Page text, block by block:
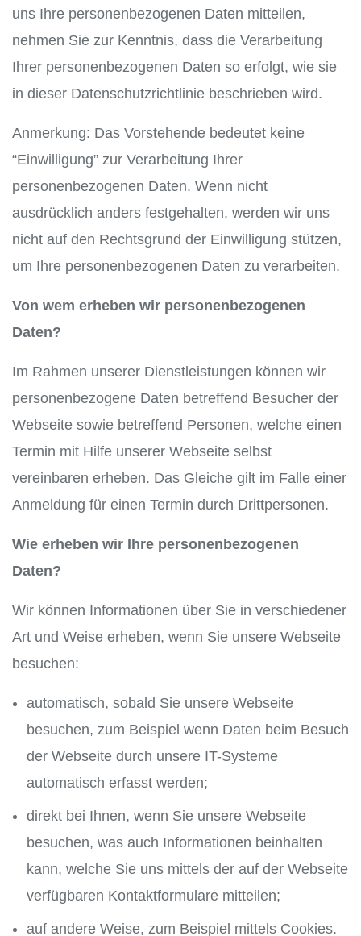
uns Ihre personenbezogenen Daten mitteilen,
nehmen Sie zur Kenntnis, dass die Verarbeitung
Ihrer personenbezogenen Daten so erfolgt, wie sie
in dieser Datenschutzrichtlinie beschrieben wird.
Anmerkung: Das Vorstehende bedeutet keine
“Einwilligung” zur Verarbeitung Ihrer
personenbezogenen Daten. Wenn nicht
ausdrücklich anders festgehalten, werden wir uns
nicht auf den Rechtsgrund der Einwilligung stützen,
um Ihre personenbezogenen Daten zu verarbeiten.
Von wem erheben wir personenbezogenen
Daten?
Im Rahmen unserer Dienstleistungen können wir
personenbezogene Daten betreffend Besucher der
Webseite sowie betreffend Personen, welche einen
Termin mit Hilfe unserer Webseite selbst
vereinbaren erheben. Das Gleiche gilt im Falle einer
Anmeldung für einen Termin durch Drittpersonen.
Wie erheben wir Ihre personenbezogenen
Daten?
Wir können Informationen über Sie in verschiedener
Art und Weise erheben, wenn Sie unsere Webseite
besuchen:
automatisch, sobald Sie unsere Webseite
besuchen, zum Beispiel wenn Daten beim Besuch
der Webseite durch unsere IT-Systeme
automatisch erfasst werden;
direkt bei Ihnen, wenn Sie unsere Webseite
besuchen, was auch Informationen beinhalten
kann, welche Sie uns mittels der auf der Webseite
verfügbaren Kontaktformulare mitteilen;
auf andere Weise, zum Beispiel mittels Cookies.